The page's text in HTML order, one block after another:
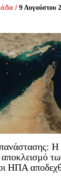
/ 9 Αυγούστου
Η
αποκλεισμό
ΗΠΑ